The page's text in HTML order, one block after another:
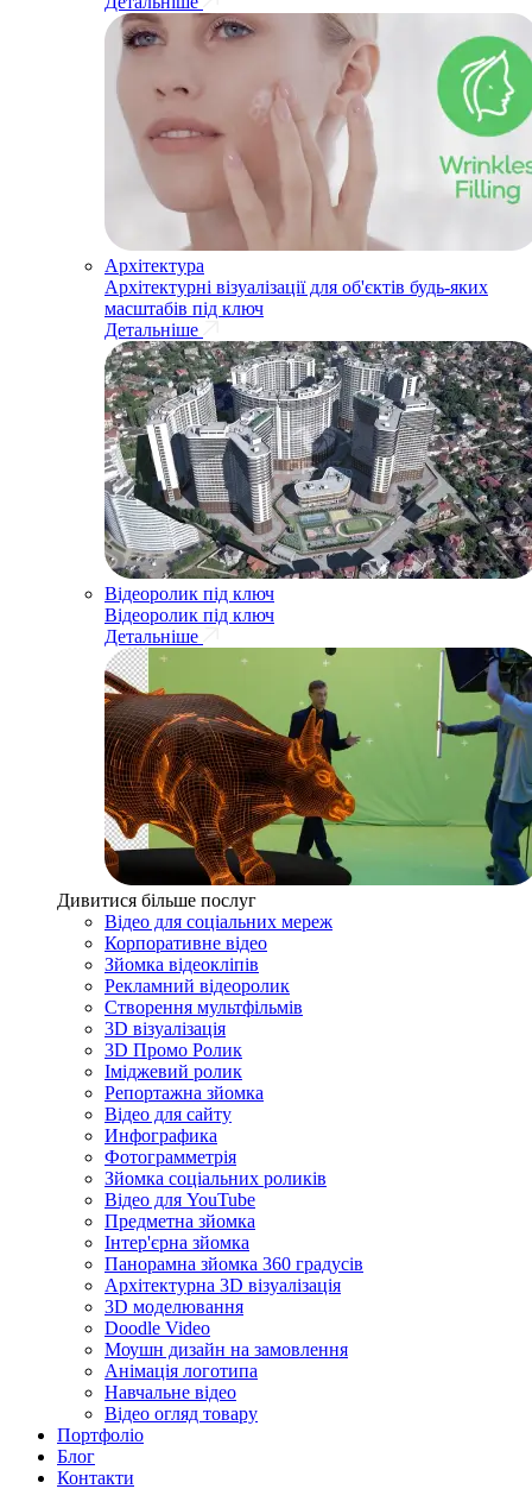
Архітектура
Архітектурні візуалізації для об'єктів будь-яких
масштабів під ключ
Детальніше
Відеоролик під ключ
Відеоролик під ключ
Детальніше
Дивитися більше послуг
Відео для соціальних мереж
Корпоративне відео
Зйомка відеокліпів
Рекламний відеоролик
Створення мультфільмів
3D візуалізація
3D Промо Ролик
Іміджевий ролик
Репортажна зйомка
Відео для сайту
Инфографика
Фотограмметрія
Зйомка соціальних роликів
Відео для YouTube
Предметна зйомка
Інтер'єрна зйомка
Панорамна зйомка 360 градусів
Архітектурна 3D візуалізація
3D моделювання
Doodle Video
Моушн дизайн на замовлення
Анімація логотипа
Навчальне відео
Відео огляд товару
Портфоліо
Блог
Контакти